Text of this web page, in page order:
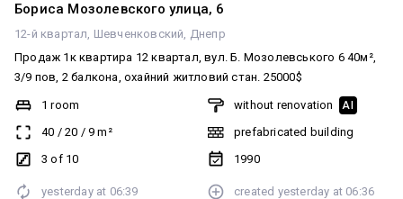
Бориса Мозолевского улица, 6
12-й квартал Шевченковский Днепр
Продаж 1к квартира 12 квартал, вул. Б. Мозолевського 6 40м²,
3/9 пов, 2 балкона, охайний житловий стан. 25000$
1 room
40 / 20 / 9 m²
3 of 10
without renovation AI
prefabricated building
1990
yesterday at 06:39 created yesterday at 06:36